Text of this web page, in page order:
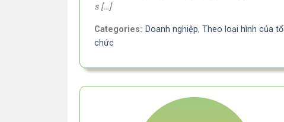
s […]
Categories: Doanh nghiệp,Theo loại hình của tổ
chức